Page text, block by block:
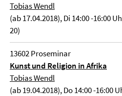
Tobias Wendl
(ab 17.04.2018), Di 14:00 -16:00
20)
13602 Proseminar
Kunst und Religion in Afrika
Tobias Wendl
(ab 19.04.2018), Do 14:00 -16:00